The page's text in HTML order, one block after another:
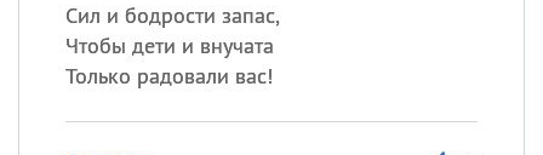
Сил и бодрости запас,
Чтобы дети и внучата
Только радовали вас!